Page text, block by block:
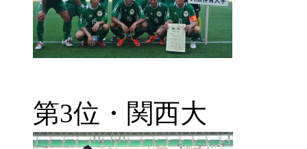
第3位・関西大